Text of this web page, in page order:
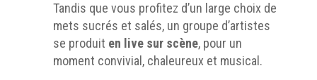
Tandis que vous profitez d’un large choix de
mets sucrés et salés, un groupe d’artistes
se produit en live sur scène, pour un
moment convivial, chaleureux et musical.